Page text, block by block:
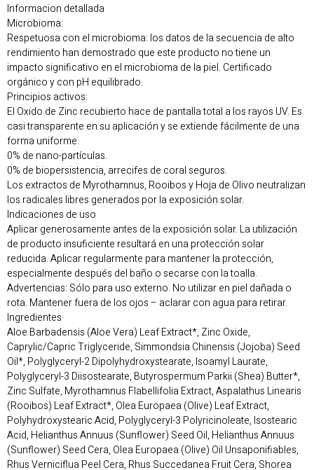
Informacion detallada
Microbioma:
Respetuosa con el microbioma: los datos de la secuencia de alto
rendimiento han demostrado que este producto no tiene un
impacto significativo en el microbioma de la piel. Certificado
orgánico y con pH equilibrado.
Principios activos:
El Oxido de Zinc recubierto hace de pantalla total a los rayos UV. Es
casi transparente en su aplicación y se extiende fácilmente de una
forma uniforme.
0% de nano-partículas.
0% de biopersistencia, arrecifes de coral seguros.
Los extractos de Myrothamnus, Rooibos y Hoja de Olivo neutralizan
los radicales libres generados por la exposición solar.
Indicaciones de uso
Aplicar generosamente antes de la exposición solar. La utilización
de producto insuficiente resultará en una protección solar
reducida. Aplicar regularmente para mantener la protección,
especialmente después del baño o secarse con la toalla.
Advertencias: Sólo para uso externo. No utilizar en piel dañada o
rota. Mantener fuera de los ojos – aclarar con agua para retirar.
Ingredientes
Aloe Barbadensis (Aloe Vera) Leaf Extract*, Zinc Oxide,
Caprylic/Capric Triglyceride, Simmondsia Chinensis (Jojoba) Seed
Oil*, Polyglyceryl-2 Dipolyhydroxystearate, Isoamyl Laurate,
Polyglyceryl-3 Diisostearate, Butyrospermum Parkii (Shea) Butter*,
Zinc Sulfate, Myrothamnus Flabellifolia Extract, Aspalathus Linearis
(Rooibos) Leaf Extract*, Olea Europaea (Olive) Leaf Extract,
Polyhydroxystearic Acid, Polyglyceryl-3 Polyricinoleate, Isostearic
Acid, Helianthus Annuus (Sunflower) Seed Oil, Helianthus Annuus
(Sunflower) Seed Cera, Olea Europaea (Olive) Oil Unsaponifiables,
Rhus Verniciflua Peel Cera, Rhus Succedanea Fruit Cera, Shorea